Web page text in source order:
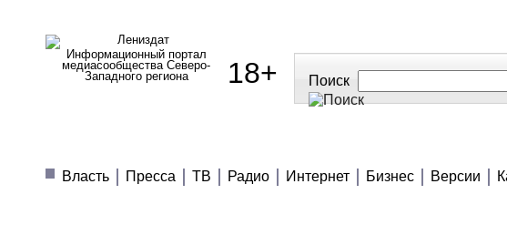
Информационный портал
медиасообщества Северо-
Западного региона
18+ Поиск
Власть
Пресса ТВ Радио Интернет Бизнес Версии